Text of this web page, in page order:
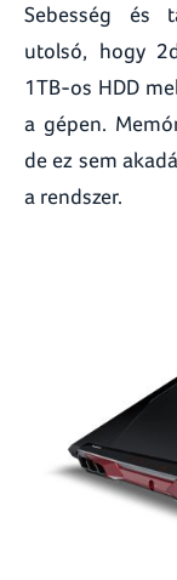
Sebesség és
utolsó, hogy
1TB-os HDD
a gépen.
de ez sem
a rendszer.